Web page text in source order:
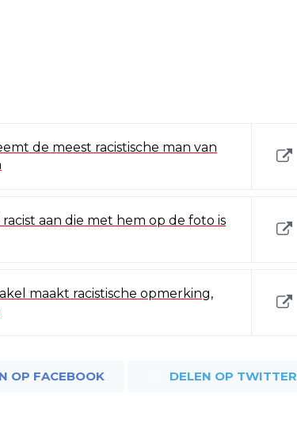
de meest racistische man van
aan die met hem op de foto is
maakt racistische opmerking,
OP FACEBOOK DELEN OP TWITTER